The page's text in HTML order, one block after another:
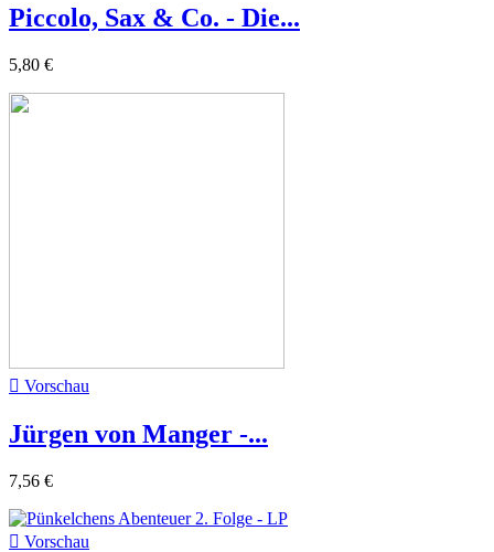
Piccolo, Sax & Co. - Die...
5,80 €
 Vorschau
Jürgen von Manger -...
7,56 €
 Vorschau